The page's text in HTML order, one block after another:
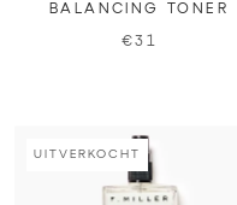
BALANCING TONER
€31
UITVERKOCHT